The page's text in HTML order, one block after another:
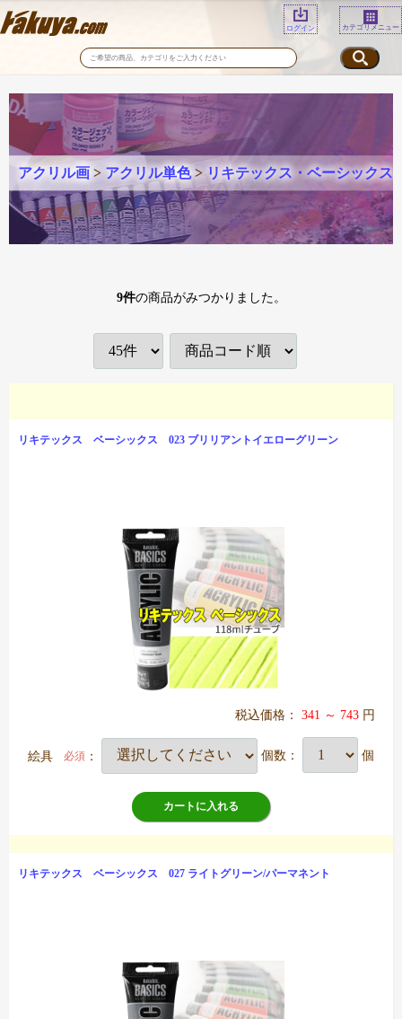
ログイン カテゴリメニュー
アクリル画 > アクリル単色> リキテックス・ベーシックス
9件の商品がみつかりました。
リキテックス ベーシックス 023 ブリリアントイエローグリーン
税込価格： 341 ～ 743 円
絵具 必須 ： 個数： 個
カートに入れる
リキテックス ベーシックス 027 ライトグリーン/パーマネント